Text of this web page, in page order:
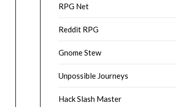
RPG Net
Reddit RPG
Gnome Stew
Unpossible Journeys
Hack Slash Master